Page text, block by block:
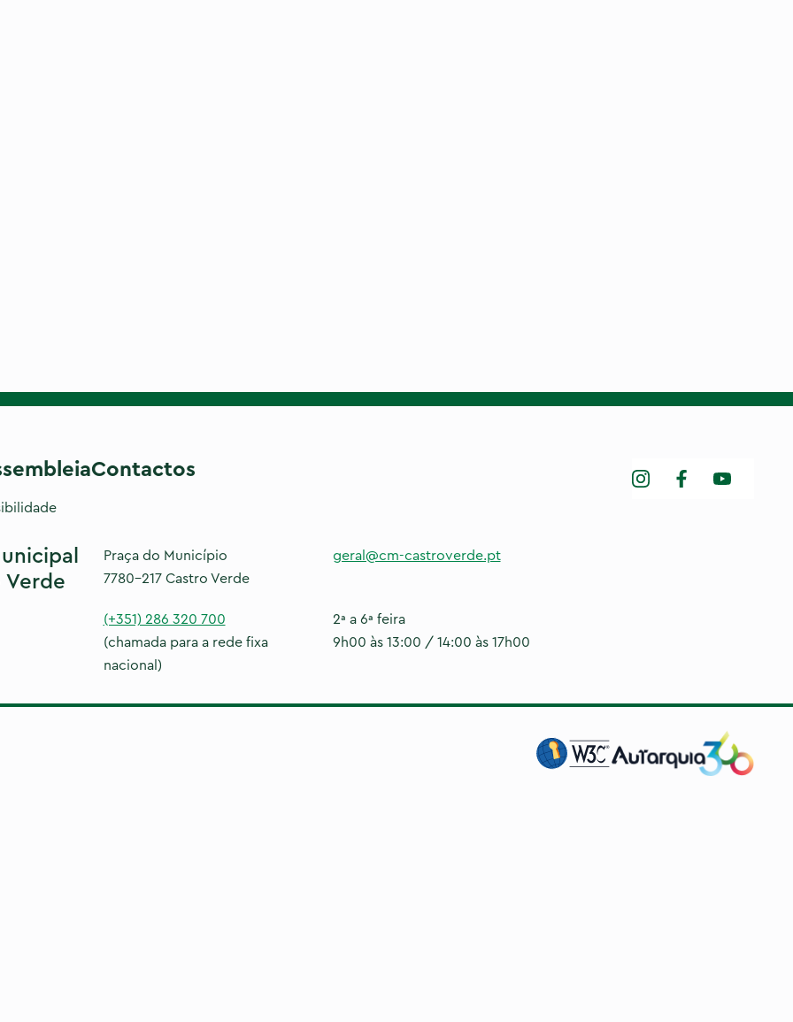
Contactos
Verde
Praça do Município
7780-217 Castro Verde
geral@cm-castroverde.pt
(+351) 286 320 700
(chamada para a rede fixa
nacional)
2ª a 6ª feira
9h00 às 13:00 / 14:00 às 17h00